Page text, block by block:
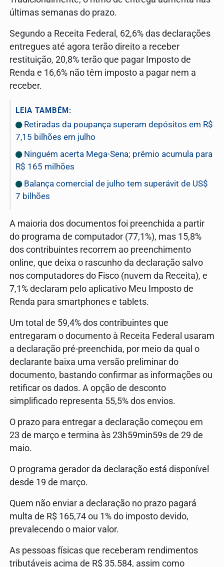
últimas semanas do prazo.
Segundo a Receita Federal, 62,6% das declarações
entregues até agora terão direito a receber
restituição, 20,8% terão que pagar Imposto de
Renda e 16,6% não têm imposto a pagar nem a
receber.
LEIA TAMBÉM:
Retiradas da poupança superam depósitos em R$
7,15 bilhões em julho
Ninguém acerta Mega-Sena; prêmio acumula para
R$ 165 milhões
Balança comercial de julho tem superávit de US$
7 bilhões
A maioria dos documentos foi preenchida a partir
do programa de computador (77,1%), mas 15,8%
dos contribuintes recorrem ao preenchimento
online, que deixa o rascunho da declaração salvo
nos computadores do Fisco (nuvem da Receita), e
7,1% declaram pelo aplicativo Meu Imposto de
Renda para smartphones e tablets.
Um total de 59,4% dos contribuintes que
entregaram o documento à Receita Federal usaram
a declaração pré-preenchida, por meio da qual o
declarante baixa uma versão preliminar do
documento, bastando confirmar as informações ou
retificar os dados. A opção de desconto
simplificado representa 55,5% dos envios.
O prazo para entregar a declaração começou em
23 de março e termina às 23h59min59s de 29 de
maio.
O programa gerador da declaração está disponível
desde 19 de março.
Quem não enviar a declaração no prazo pagará
multa de R$ 165,74 ou 1% do imposto devido,
prevalecendo o maior valor.
As pessoas físicas que receberam rendimentos
tributáveis acima de R$ 35.584, assim como